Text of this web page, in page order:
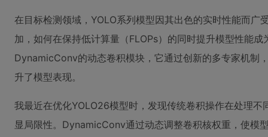
在目标检测领域，YOLO系列模型因其出色的实时性能而广
加，如何在保持低计算量（FLOPs）的同时提升模型性能
DynamicConv的动态卷积模块，它通过创新的多专家机制
升了模型表现。
我最近在优化YOLO26模型时，发现传统卷积操作在处理
显局限性。DynamicConv通过动态调整卷积核权重，使模